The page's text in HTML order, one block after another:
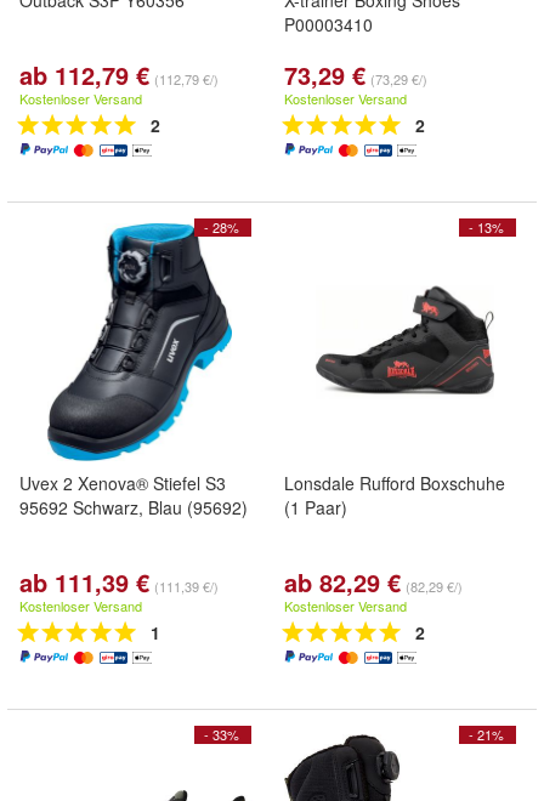
ab 112,79 € (112,79 €/)
Kostenloser Versand
2
P00003410
73,29 € (73,29 €/)
Kostenloser Versand
2
- 28%
Uvex 2 Xenova® Stiefel S3
95692 Schwarz, Blau (95692)
ab 111,39 € (111,39 €/)
Kostenloser Versand
1
- 13%
Lonsdale Rufford Boxschuhe
(1 Paar)
ab 82,29 € (82,29 €/)
Kostenloser Versand
2
- 33% - 21%